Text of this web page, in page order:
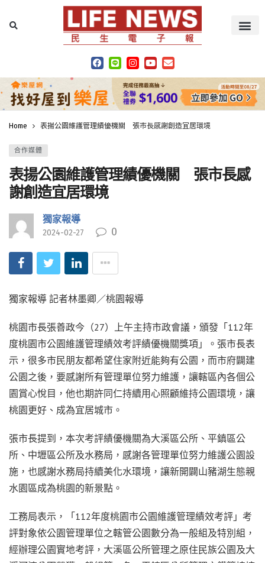
Home 表揚公園維護管理績優機關 張市長感謝創造宜居環境
合作媒體
表揚公園維護管理績優機關 張市長感
謝創造宜居環境
獨家報導
2024-02-27 0
獨家報導 記者林墨卿／桃園報導
桃園市長張善政今（27）上午主持市政會議，頒發「112年
度桃園市公園維護管理績效考評績優機關獎項」。張市長表
示，很多市民朋友都希望住家附近能夠有公園，而市府闢建
公園之後，要感謝所有管理單位努力維護，讓轄區內各個公
園賞心悅目，他也期許同仁持續用心照顧維持公園環境，讓
桃園更好、成為宜居城市。
張市長提到，本次考評績優機關為大溪區公所、平鎮區公
所、中壢區公所及水務局，感謝各管理單位努力維護公園設
施，也感謝水務局持續美化水環境，讓新開闢山豬湖生態親
水園區成為桃園的新景點。
工務局表示，「112年度桃園市公園維護管理績效考評」考
評對象依公園管理單位之轄管公園數分為一般組及特別組，
經辦理公園實地考評，大溪區公所管理之原住民族公園及大